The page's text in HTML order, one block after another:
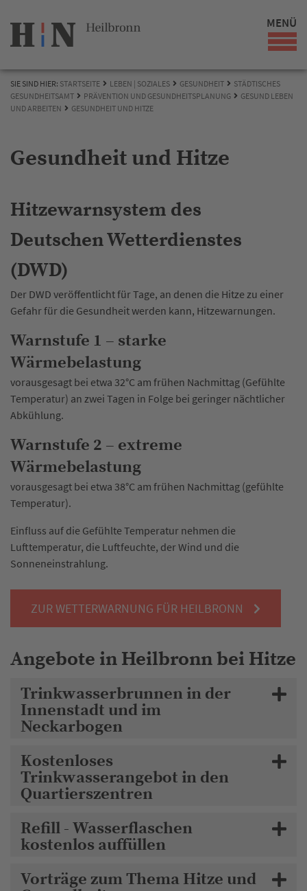
MENÜ
SIE SIND HIER: STARTSEITE LEBEN | SOZIALES GESUNDHEIT
STÄDTISCHES
GESUNDHEITSAMT
PRÄVENTION UND GESUNDHEITSPLANUNG
GESUND LEBEN
UND ARBEITEN
GESUNDHEIT UND HITZE
Gesundheit und Hitze
Hitzewarnsystem des
Deutschen Wetterdienstes
(DWD)
Der DWD veröffentlicht für Tage, an denen die Hitze zu einer
Gefahr für die Gesundheit werden kann, Hitzewarnungen.
Warnstufe 1 – starke
Wärmebelastung
vorausgesagt bei etwa 32°C am frühen Nachmittag (Gefühlte
Temperatur) an zwei Tagen in Folge bei geringer nächtlicher
Abkühlung.
Warnstufe 2 – extreme
Wärmebelastung
vorausgesagt bei etwa 38°C am frühen Nachmittag (gefühlte
Temperatur).
Einfluss auf die Gefühlte Temperatur nehmen die
Lufttemperatur, die Luftfeuchte, der Wind und die
Sonneneinstrahlung.
ZUR WETTERWARNUNG FÜR HEILBRONN
Angebote in Heilbronn bei Hitze
Trinkwasserbrunnen in der
Innenstadt und im
Neckarbogen
Kostenloses
Trinkwasserangebot in den
Quartierszentren
Refill - Wasserflaschen
kostenlos auffüllen
Vorträge zum Thema Hitze und